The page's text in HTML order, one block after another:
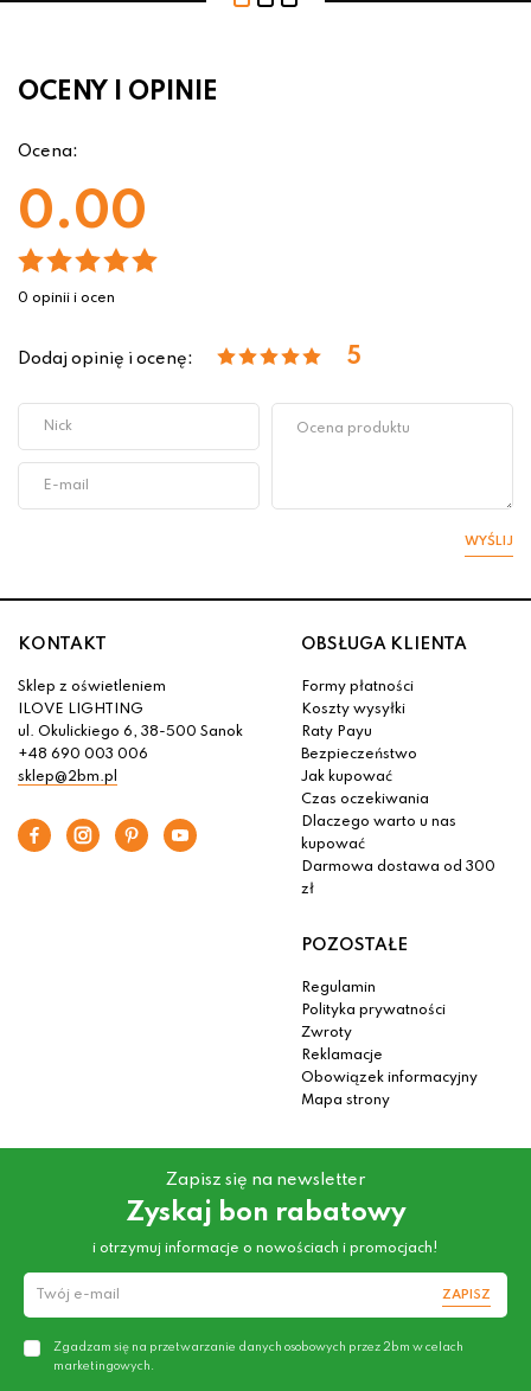
OCENY I OPINIE
Ocena:
0.00
0 opinii i ocen
Dodaj opinię i ocenę: 5
WYŚLIJ
KONTAKT
Sklep z oświetleniem
ILOVE LIGHTING
ul. Okulickiego 6, 38-500 Sanok
+48 690 003 006
sklep@2bm.pl
OBSŁUGA KLIENTA
Formy płatności
Koszty wysyłki
Raty Payu
Bezpieczeństwo
Jak kupować
Czas oczekiwania
Dlaczego warto u nas
kupować
Darmowa dostawa od 300
zł
POZOSTAŁE
Regulamin
Polityka prywatności
Zwroty
Reklamacje
Obowiązek informacyjny
Mapa strony
Zapisz się na newsletter
Zyskaj bon rabatowy
i otrzymuj informacje o nowościach i promocjach!
ZAPISZ
Zgadzam się na przetwarzanie danych osobowych przez 2bm w celach
marketingowych.